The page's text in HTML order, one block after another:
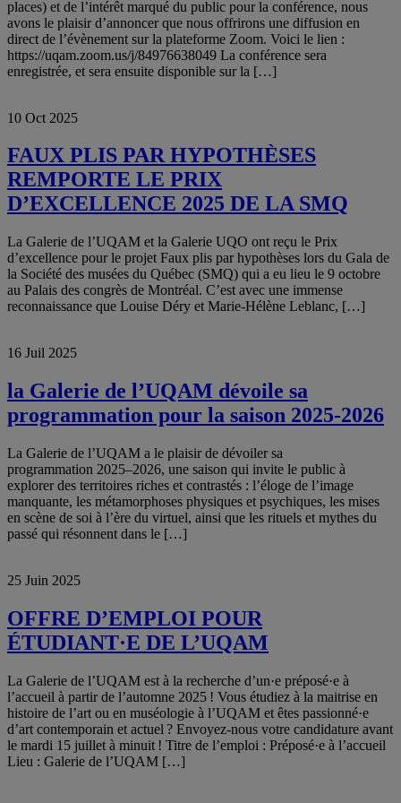
places) et de l’intérêt marqué du public pour la conférence, nous
avons le plaisir d’annoncer que nous offrirons une diffusion en
direct de l’évènement sur la plateforme Zoom. Voici le lien :
https://uqam.zoom.us/j/84976638049 La conférence sera
enregistrée, et sera ensuite disponible sur la […]
10 Oct 2025
FAUX PLIS PAR HYPOTHÈSES
REMPORTE LE PRIX
D’EXCELLENCE 2025 DE LA SMQ
La Galerie de l’UQAM et la Galerie UQO ont reçu le Prix
d’excellence pour le projet Faux plis par hypothèses lors du Gala de
la Société des musées du Québec (SMQ) qui a eu lieu le 9 octobre
au Palais des congrès de Montréal. C’est avec une immense
reconnaissance que Louise Déry et Marie-Hélène Leblanc, […]
16 Juil 2025
la Galerie de l’UQAM dévoile sa
programmation pour la saison 2025-2026
La Galerie de l’UQAM a le plaisir de dévoiler sa
programmation 2025–2026, une saison qui invite le public à
explorer des territoires riches et contrastés : l’éloge de l’image
manquante, les métamorphoses physiques et psychiques, les mises
en scène de soi à l’ère du virtuel, ainsi que les rituels et mythes du
passé qui résonnent dans le […]
25 Juin 2025
OFFRE D’EMPLOI POUR
ÉTUDIANT·E DE L’UQAM
La Galerie de l’UQAM est à la recherche d’un·e préposé·e à
l’accueil à partir de l’automne 2025 ! Vous étudiez à la maitrise en
histoire de l’art ou en muséologie à l’UQAM et êtes passionné·e
d’art contemporain et actuel ? Envoyez-nous votre candidature avant
le mardi 15 juillet à minuit ! Titre de l’emploi : Préposé·e à l’accueil
Lieu : Galerie de l’UQAM […]